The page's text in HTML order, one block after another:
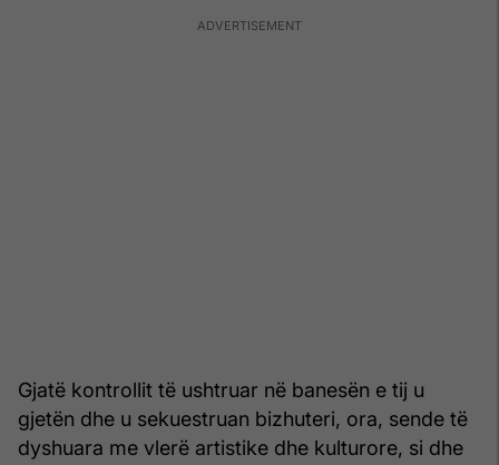
Gjatë kontrollit të ushtruar në banesën e tij u
gjetën dhe u sekuestruan bizhuteri, ora, sende të
dyshuara me vlerë artistike dhe kulturore, si dhe